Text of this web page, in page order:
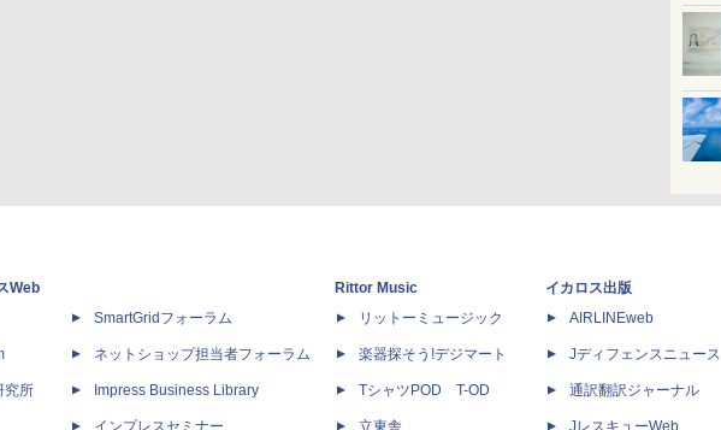
Web
究所
SmartGridフォーラム
ネットショップ担当者フォーラム
Impress Business Library
インプレスセミナー
Rittor Music
リットーミュージック
楽器探そう!デジマート
TシャツPOD T-OD
立東舎
イカロス出版
AIRLINEweb
Jディフェンスニュース
通訳翻訳ジャーナル
JレスキューWeb